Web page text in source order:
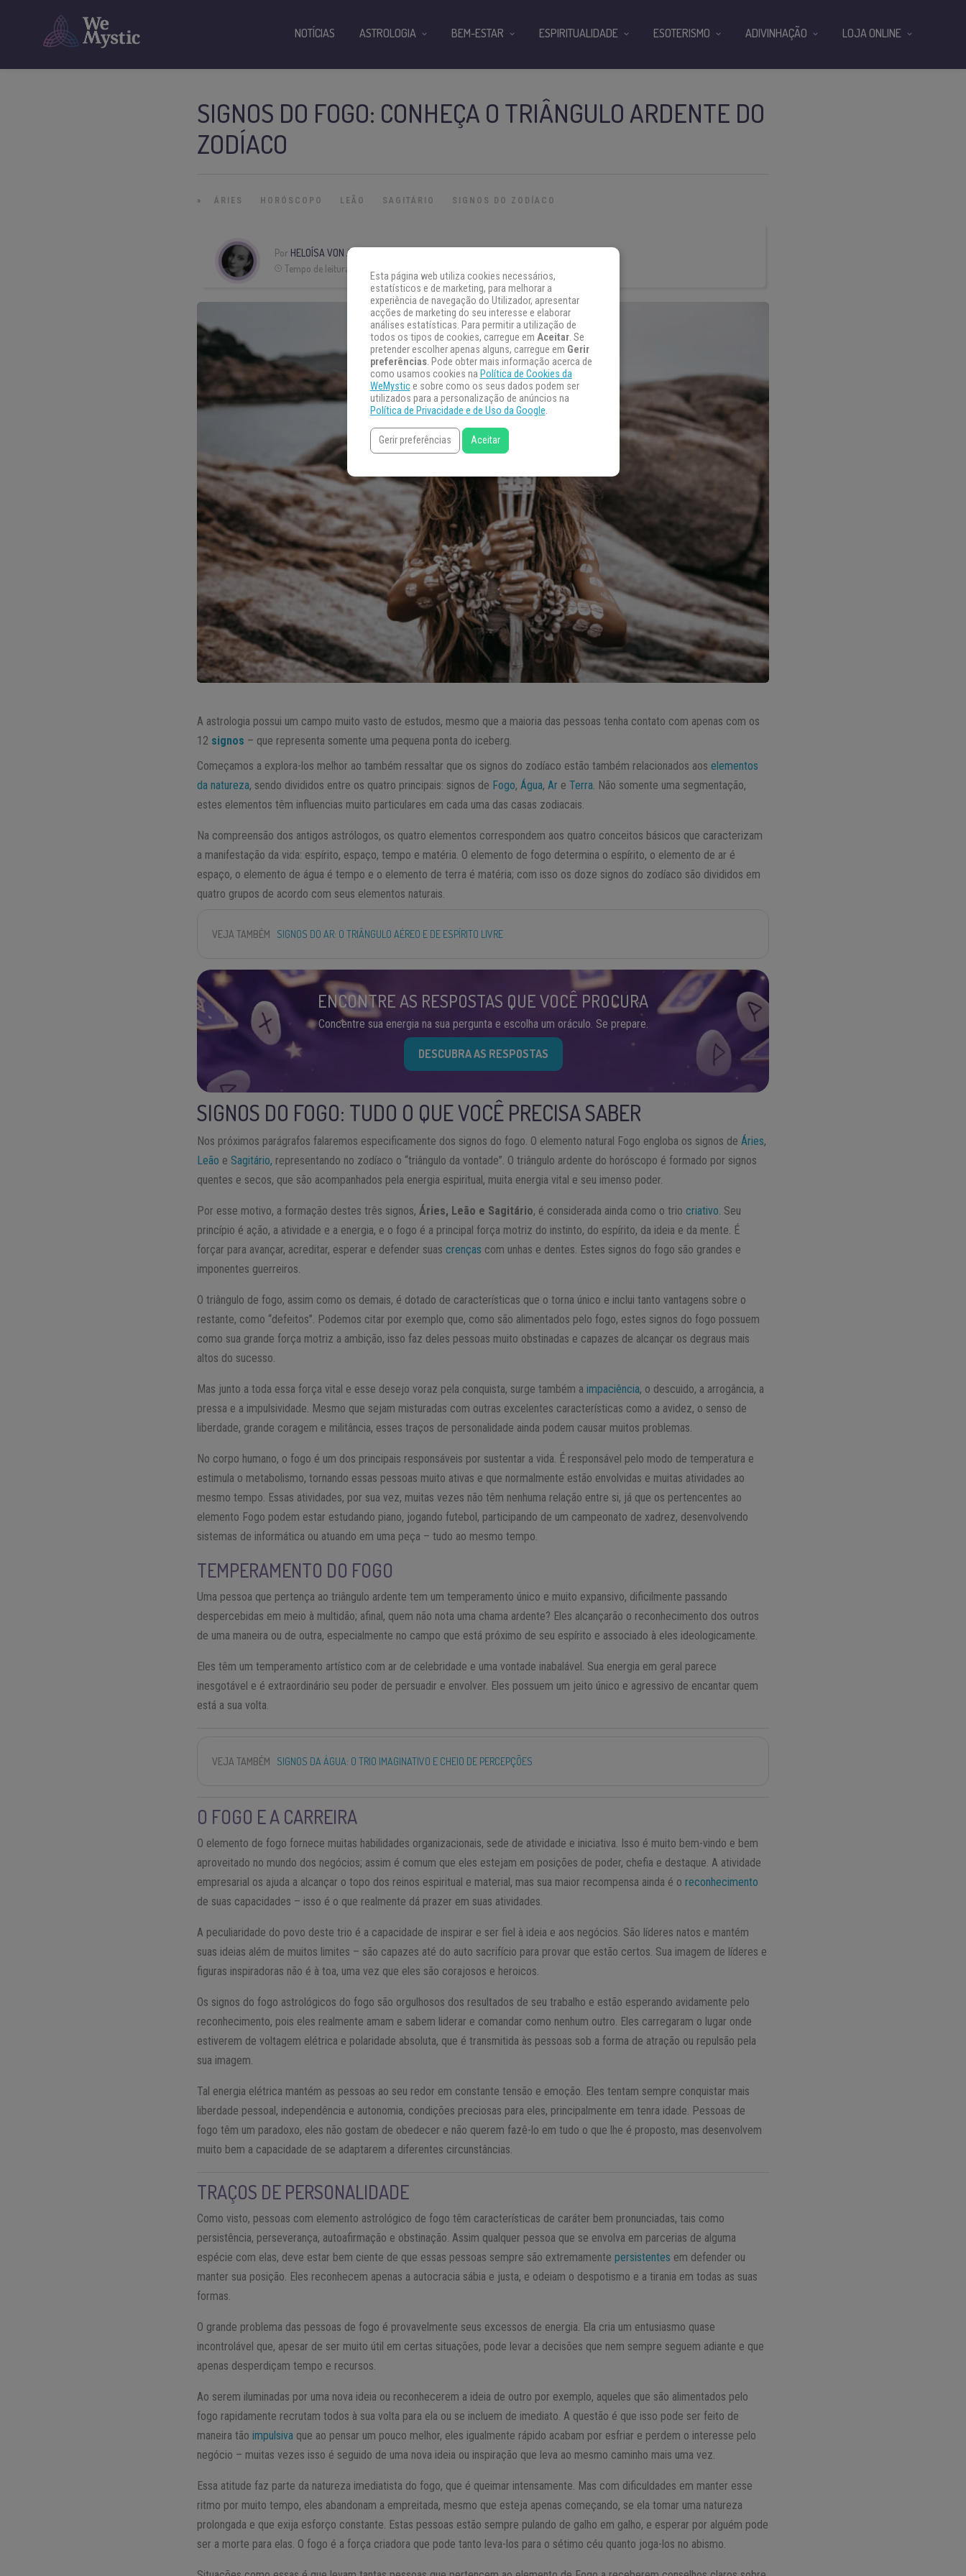
SIGNOS DO FOGO: CONHEÇA O TRIÂNGULO ARDENTE DO
ZODÍACO
» ÁRIES HORÓSCOPO LEÃO SAGITÁRIO SIGNOS DO ZODÍACO
Por HELOÍSA VON AH
Tempo de leitura:
A astrologia possui um campo muito vasto de estudos, mesmo que a maioria das pessoas tenha contato com apenas com os
12 signos – que representa somente uma pequena ponta do iceberg.
Começamos a explora-los melhor ao também ressaltar que os signos do zodíaco estão também relacionados aoselementos
da natureza, sendo divididos entre os quatro principais: signos de Fogo,Água,Ar eTerra. Não somente uma segmentação,
estes elementos têm influencias muito particulares em cada uma das casas zodiacais.
Na compreensão dos antigos astrólogos, os quatro elementos correspondem aos quatro conceitos básicos que caracterizam
a manifestação da vida: espírito, espaço, tempo e matéria. O elemento de fogo determina o espírito, o elemento de ar é
espaço, o elemento de água é tempo e o elemento de terra é matéria; com isso os doze signos do zodíaco são divididos em
quatro grupos de acordo com seus elementos naturais.
VEJA TAMBÉM SIGNOS DO AR: O TRIÂNGULO AÉREO E DE ESPÍRITO LIVRE
ENCONTRE AS RESPOSTAS QUE VOCÊ PROCURA
Concentre sua energia na sua pergunta e escolha um oráculo. Se prepare.
DESCUBRA AS RESPOSTAS
SIGNOS DO FOGO: TUDO O QUE VOCÊ PRECISA SABER
Nos próximos parágrafos falaremos especificamente dos signos do fogo. O elemento natural Fogo engloba os signos deÁries,
Leão e Sagitário, representando no zodíaco o “triângulo da vontade”. O triângulo ardente do horóscopo é formado por signos
quentes e secos, que são acompanhados pela energia espiritual, muita energia vital e seu imenso poder.
Por esse motivo, a formação destes três signos,Áries, Leão e Sagitário, é considerada ainda como o triocriativo. Seu
princípio é ação, a atividade e a energia, e o fogo é a principal força motriz do instinto, do espírito, da ideia e da mente. É
forçar para avançar, acreditar, esperar e defender suascrenças com unhas e dentes. Estes signos do fogo são grandes e
imponentes guerreiros.
O triângulo de fogo, assim como os demais, é dotado de características que o torna único e inclui tanto vantagens sobre o
restante, como “defeitos”. Podemos citar por exemplo que, como são alimentados pelo fogo, estes signos do fogo possuem
como sua grande força motriz a ambição, isso faz deles pessoas muito obstinadas e capazes de alcançar os degraus mais
altos do sucesso.
Mas junto a toda essa força vital e esse desejo voraz pela conquista, surge também aimpaciência, o descuido, a arrogância, a
pressa e a impulsividade. Mesmo que sejam misturadas com outras excelentes características como a avidez, o senso de
liberdade, grande coragem e militância, esses traços de personalidade ainda podem causar muitos problemas.
No corpo humano, o fogo é um dos principais responsáveis por sustentar a vida. É responsável pelo modo de temperatura e
estimula o metabolismo, tornando essas pessoas muito ativas e que normalmente estão envolvidas e muitas atividades ao
mesmo tempo. Essas atividades, por sua vez, muitas vezes não têm nenhuma relação entre si, já que os pertencentes ao
elemento Fogo podem estar estudando piano, jogando futebol, participando de um campeonato de xadrez, desenvolvendo
sistemas de informática ou atuando em uma peça – tudo ao mesmo tempo.
TEMPERAMENTO DO FOGO
Uma pessoa que pertença ao triângulo ardente tem um temperamento único e muito expansivo, dificilmente passando
despercebidas em meio à multidão; afinal, quem não nota uma chama ardente? Eles alcançarão o reconhecimento dos outros
de uma maneira ou de outra, especialmente no campo que está próximo de seu espírito e associado à eles ideologicamente.
Eles têm um temperamento artístico com ar de celebridade e uma vontade inabalável. Sua energia em geral parece
inesgotável e é extraordinário seu poder de persuadir e envolver. Eles possuem um jeito único e agressivo de encantar quem
está a sua volta.
VEJA TAMBÉM SIGNOS DA ÁGUA: O TRIO IMAGINATIVO E CHEIO DE PERCEPÇÕES
O FOGO E A CARREIRA
O elemento de fogo fornece muitas habilidades organizacionais, sede de atividade e iniciativa. Isso é muito bem-vindo e bem
aproveitado no mundo dos negócios; assim é comum que eles estejam em posições de poder, chefia e destaque. A atividade
empresarial os ajuda a alcançar o topo dos reinos espiritual e material, mas sua maior recompensa ainda é oreconhecimento
de suas capacidades – isso é o que realmente dá prazer em suas atividades.
A peculiaridade do povo deste trio é a capacidade de inspirar e ser fiel à ideia e aos negócios. São líderes natos e mantém
suas ideias além de muitos limites – são capazes até do auto sacrifício para provar que estão certos. Sua imagem de líderes e
figuras inspiradoras não é à toa, uma vez que eles são corajosos e heroicos.
Os signos do fogo astrológicos do fogo são orgulhosos dos resultados de seu trabalho e estão esperando avidamente pelo
reconhecimento, pois eles realmente amam e sabem liderar e comandar como nenhum outro. Eles carregaram o lugar onde
estiverem de voltagem elétrica e polaridade absoluta, que é transmitida às pessoas sob a forma de atração ou repulsão pela
sua imagem.
Tal energia elétrica mantém as pessoas ao seu redor em constante tensão e emoção. Eles tentam sempre conquistar mais
liberdade pessoal, independência e autonomia, condições preciosas para eles, principalmente em tenra idade. Pessoas de
fogo têm um paradoxo, eles não gostam de obedecer e não querem fazê-lo em tudo o que lhe é proposto, mas desenvolvem
muito bem a capacidade de se adaptarem a diferentes circunstâncias.
TRAÇOS DE PERSONALIDADE
Como visto, pessoas com elemento astrológico de fogo têm características de caráter bem pronunciadas, tais como
persistência, perseverança, autoafirmação e obstinação. Assim qualquer pessoa que se envolva em parcerias de alguma
espécie com elas, deve estar bem ciente de que essas pessoas sempre são extremamentepersistentes em defender ou
manter sua posição. Eles reconhecem apenas a autocracia sábia e justa, e odeiam o despotismo e a tirania em todas as suas
formas.
O grande problema das pessoas de fogo é provavelmente seus excessos de energia. Ela cria um entusiasmo quase
incontrolável que, apesar de ser muito útil em certas situações, pode levar a decisões que nem sempre seguem adiante e que
apenas desperdiçam tempo e recursos.
Ao serem iluminadas por uma nova ideia ou reconhecerem a ideia de outro por exemplo, aqueles que são alimentados pelo
fogo rapidamente recrutam todos à sua volta para ela ou se incluem de imediato. A questão é que isso pode ser feito de
maneira tãoimpulsiva que ao pensar um pouco melhor, eles igualmente rápido acabam por esfriar e perdem o interesse pelo
negócio – muitas vezes isso é seguido de uma nova ideia ou inspiração que leva ao mesmo caminho mais uma vez.
Essa atitude faz parte da natureza imediatista do fogo, que é queimar intensamente. Mas com dificuldades em manter esse
ritmo por muito tempo, eles abandonam a empreitada, mesmo que esteja apenas começando, se ela tomar uma natureza
prolongada e que exija esforço constante. Estas pessoas estão sempre pulando de galho em galho, e esperar por alguém pode
ser a morte para elas. O fogo é a força criadora que pode tanto leva-los para o sétimo céu quanto joga-los no abismo.
NOTÍCIAS ASTROLOGIA BEM-ESTAR ESPIRITUALIDADE ESOTERISMO ADIVINHAÇÃO LOJA ONLINE
Esta página web utiliza cookies necessários,
estatísticos e de marketing, para melhorar a
experiência de navegação do Utilizador, apresentar
acções de marketing do seu interesse e elaborar
análises estatísticas. Para permitir a utilização de
todos os tipos de cookies, carregue em Aceitar. Se
pretender escolher apenas alguns, carregue em Gerir
preferências. Pode obter mais informação acerca de
como usamos cookies na Política de Cookies da
WeMystice sobre como os seus dados podem ser
utilizados para a personalização de anúncios na
Política de Privacidade e de Uso da Google.
Gerir preferências Aceitar